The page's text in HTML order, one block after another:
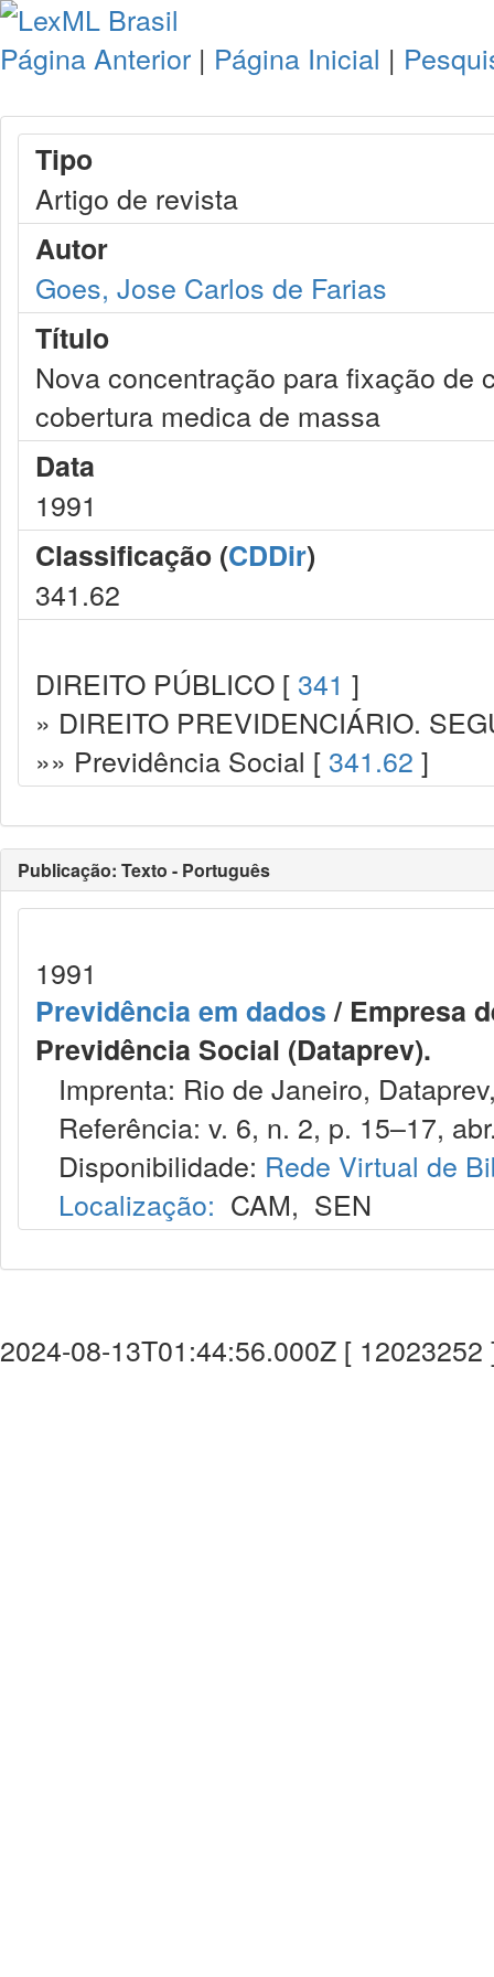
Página Anterior | Página Inicial |
Tipo
Artigo de revista
Autor
Goes, Jose Carlos de Farias
Título
Nova concentração para fixação de
cobertura medica de massa
Data
1991
Classificação (CDDir)
341.62
DIREITO PÚBLICO [ 341 ]
» DIREITO PREVIDENCIÁRIO.
»» Previdência Social [ 341.62 ]
Publicação: Texto - Português
1991
Previdência em dados/ Empresa
Previdência Social (Dataprev).
Imprenta: Rio de Janeiro,
Referência: v. 6, n. 2, p. 15–17,
Disponibilidade: Rede Virtual de
Localização: CAM, SEN
2024-08-13T01:44:56.000Z [ 12023252